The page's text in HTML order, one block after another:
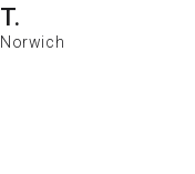
T.
Norwich